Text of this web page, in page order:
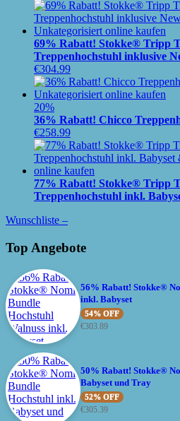
69% Rabatt! Stokke® Tripp
Treppenhochstuhl inklusive
€304.99
20%
36% Rabatt! Chicco
€258.99
77% Rabatt! Stokke® Tripp
Treppenhochstuhl inkl.
Wunschliste –
Top Angebote
56% Rabatt! Stokke®
inkl. Babyset
54% OFF
€303.89
50% Rabatt! Stokke®
Babyset und Tray
52% OFF
€305.39